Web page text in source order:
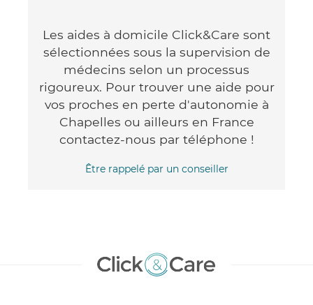
Les aides à domicile Click&Care sont
sélectionnées sous la supervision de
médecins selon un processus
rigoureux. Pour trouver une aide pour
vos proches en perte d'autonomie à
Chapelles ou ailleurs en France
contactez-nous par téléphone !
Être rappelé par un conseiller